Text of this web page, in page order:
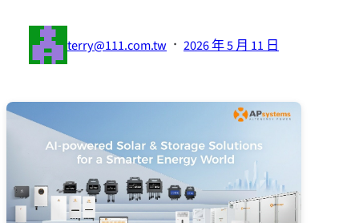
terry@111.com.tw · 2026 年 5 月 11 日